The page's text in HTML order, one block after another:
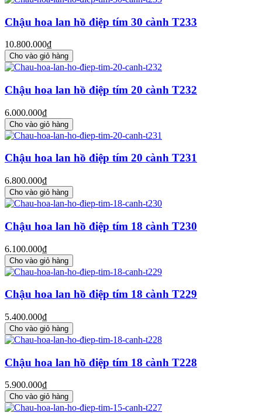
Chậu hoa lan hồ điệp tím 30 cành T233
10.800.000₫
Cho vào giỏ hàng
Chậu hoa lan hồ điệp tím 20 cành T232
6.000.000₫
Cho vào giỏ hàng
Chậu hoa lan hồ điệp tím 20 cành T231
6.800.000₫
Cho vào giỏ hàng
Chậu hoa lan hồ điệp tím 18 cành T230
6.100.000₫
Cho vào giỏ hàng
Chậu hoa lan hồ điệp tím 18 cành T229
5.400.000₫
Cho vào giỏ hàng
Chậu hoa lan hồ điệp tím 18 cành T228
5.900.000₫
Cho vào giỏ hàng